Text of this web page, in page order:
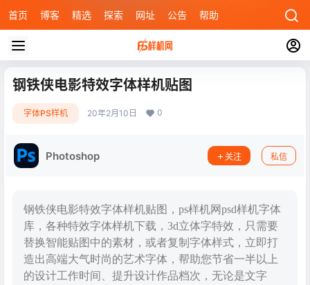
首页 博客 精选 探索 网址 公告 帮助
钢铁侠电影特效字体样机贴图
字体PS样机 20年2月10日 0
Photoshop 关注 私信
钢铁侠电影特效字体样机贴图，ps样机网psd样机字体
库，各种特效字体样机下载，3d立体字特效，只需要
替换智能贴图中的素材，或者复制字体样式，立即打
造出高端大气时尚的艺术字体，帮助您节省一半以上
的设计工作时间、提升设计作品档次，无论是文字